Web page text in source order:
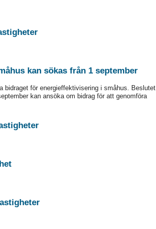
20 Auktion i Södertälje - Fastigheter
kan sökas från 1 september
bidraget för energieffektivisering i småhus. Beslutet
kan ansöka om bidrag för att genomföra
03 Auktion i Östersund - Fastigheter
03 Auktion i Haparanda - Fastigheter